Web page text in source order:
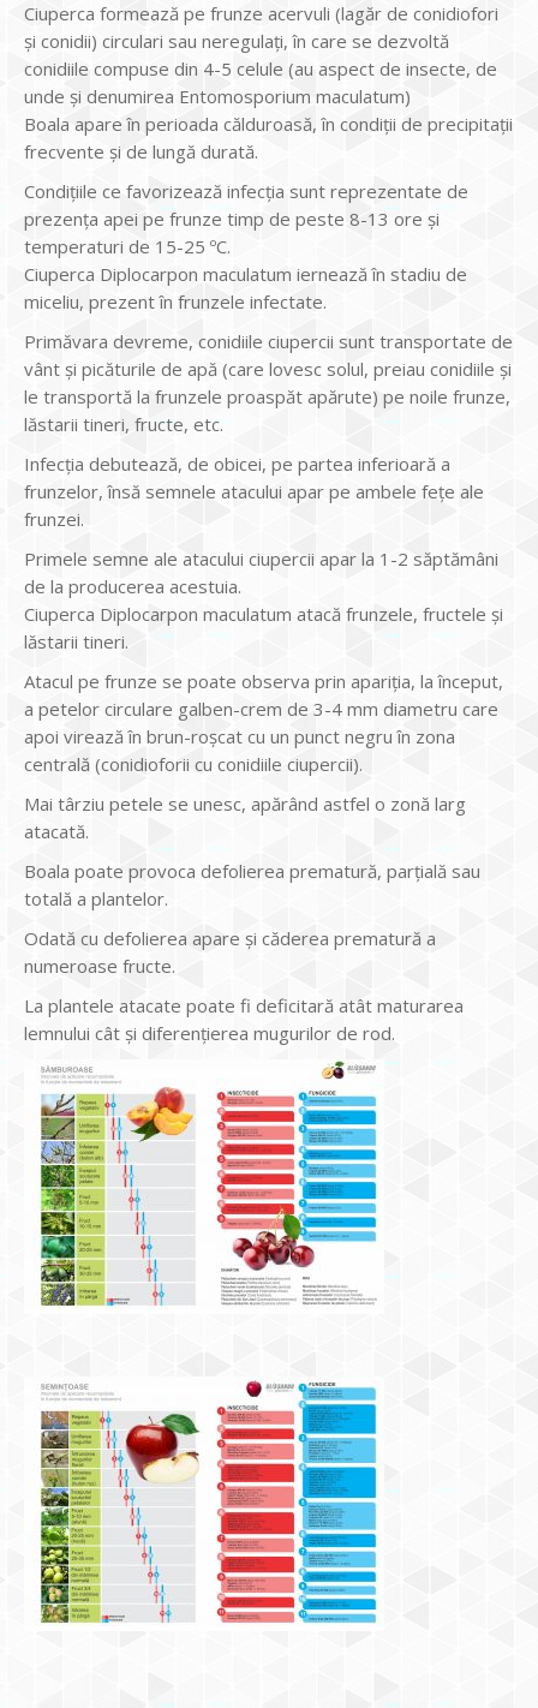
Ciuperca formează pe frunze acervuli (lagăr de conidiofori
și conidii) circulari sau neregulați, în care se dezvoltă
conidiile compuse din 4-5 celule (au aspect de insecte, de
unde și denumirea Entomosporium maculatum)
Boala apare în perioada călduroasă, în condiții de precipitații
frecvente și de lungă durată.
Condițiile ce favorizează infecția sunt reprezentate de
prezența apei pe frunze timp de peste 8-13 ore și
temperaturi de 15-25 ºC.
Ciuperca Diplocarpon maculatum iernează în stadiu de
miceliu, prezent în frunzele infectate.
Primăvara devreme, conidiile ciupercii sunt transportate de
vânt și picăturile de apă (care lovesc solul, preiau conidiile și
le transportă la frunzele proaspăt apărute) pe noile frunze,
lăstarii tineri, fructe, etc.
Infecția debutează, de obicei, pe partea inferioară a
frunzelor, însă semnele atacului apar pe ambele fețe ale
frunzei.
Primele semne ale atacului ciupercii apar la 1-2 săptămâni
de la producerea acestuia.
Ciuperca Diplocarpon maculatum atacă frunzele, fructele și
lăstarii tineri.
Atacul pe frunze se poate observa prin apariția, la început,
a petelor circulare galben-crem de 3-4 mm diametru care
apoi virează în brun-roșcat cu un punct negru în zona
centrală (conidioforii cu conidiile ciupercii).
Mai târziu petele se unesc, apărând astfel o zonă larg
atacată.
Boala poate provoca defolierea prematură, parțială sau
totală a plantelor.
Odată cu defolierea apare și căderea prematură a
numeroase fructe.
La plantele atacate poate fi deficitară atât maturarea
lemnului cât și diferențierea mugurilor de rod.